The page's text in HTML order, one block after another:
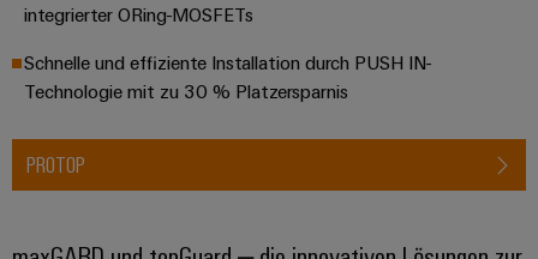
integrierter ORing-MOSFETs
Schnelle und effiziente Installation durch PUSH IN-
Technologie mit zu 30 % Platzersparnis
PROTOP